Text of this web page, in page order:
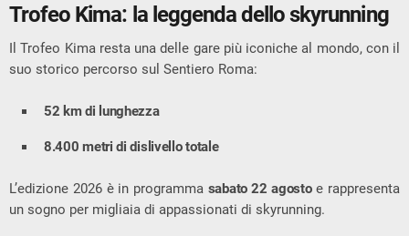
Trofeo Kima: la leggenda dello skyrunning
IlTrofeo Kimaresta una delle gare più iconiche al mondo, con il
suo storico percorso sul Sentiero Roma:
52 km di lunghezza
8.400 metri di dislivello totale
L’edizione 2026 è in programma sabato 22 agostoe rappresenta
un sogno per migliaia di appassionati di skyrunning.